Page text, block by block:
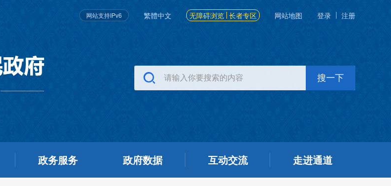
网站支持IPv6 繁體中文 无障碍浏览 长者专区 网站地图 登录 注册
政务服务 政府数据 互动交流 走进通道